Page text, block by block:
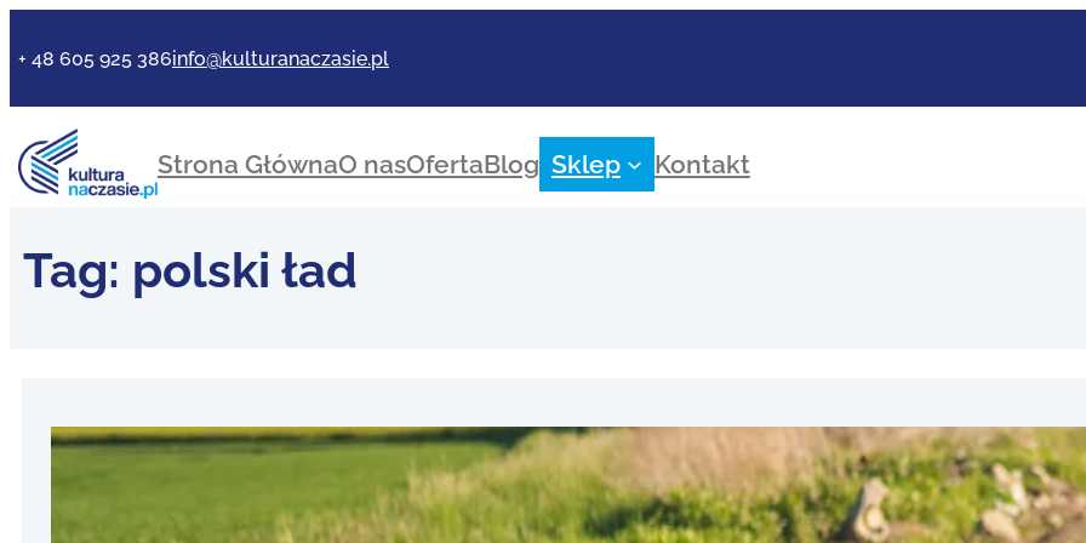
+ 48 605 925 386info@kulturanaczasie.pl
Strona GłównaO nasOfertaBlog Sklep Kontakt
Tag: polski ład